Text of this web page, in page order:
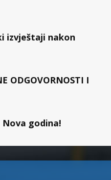
izvještaji nakon
ODGOVORNOSTI I
Nova godina!